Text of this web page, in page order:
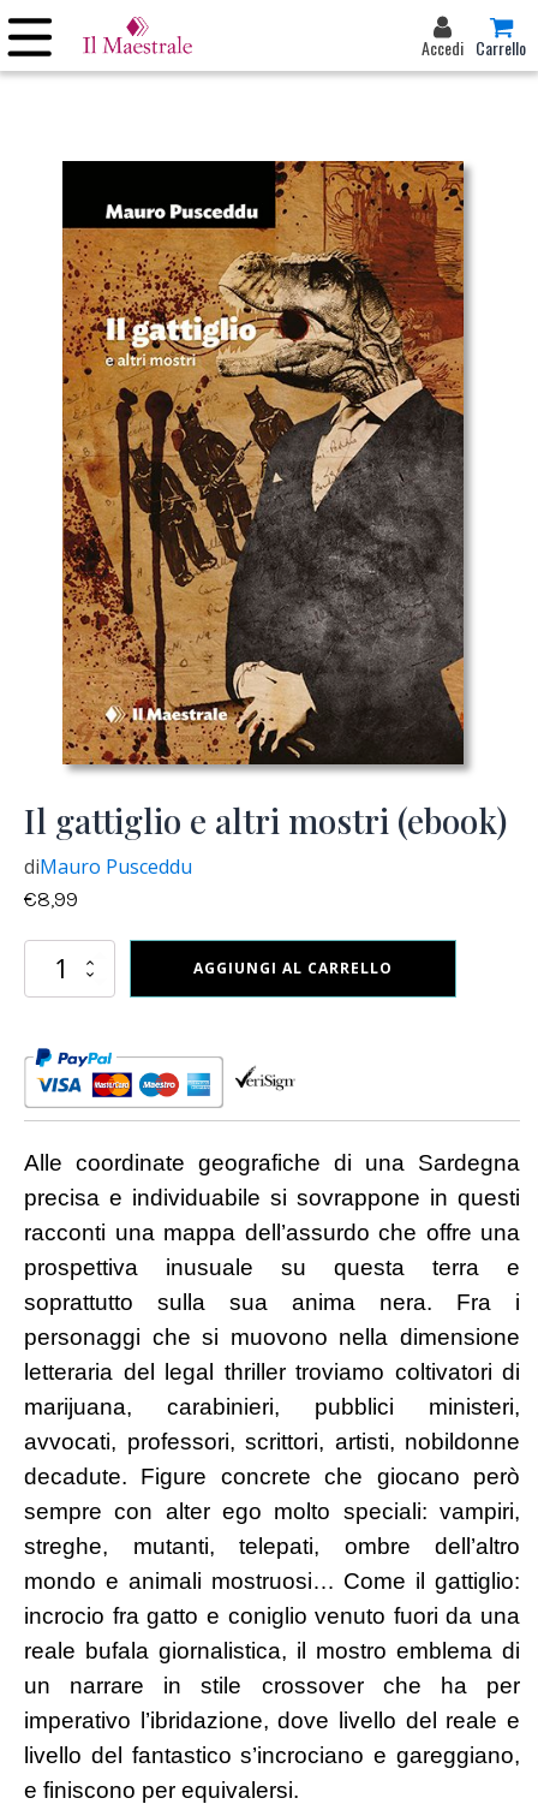
Accedi Carrello
Il gattiglio e altri mostri (ebook)
diMauro Pusceddu
€8,99
gattiglio
mostri
(ebook)
quantità
AGGIUNGI AL CARRELLO
Alle coordinate geografiche di una Sardegna
precisa e individuabile si sovrappone in questi
racconti una mappa dell’assurdo che offre una
prospettiva inusuale su questa terra e
soprattutto sulla sua anima nera. Fra i
personaggi che si muovono nella dimensione
letteraria del legal thriller troviamo coltivatori di
marijuana, carabinieri, pubblici ministeri,
avvocati, professori, scrittori, artisti, nobildonne
decadute. Figure concrete che giocano però
sempre con alter ego molto speciali: vampiri,
streghe, mutanti, telepati, ombre dell’altro
mondo e animali mostruosi… Come il gattiglio:
incrocio fra gatto e coniglio venuto fuori da una
reale bufala giornalistica, il mostro emblema di
un narrare in stile crossover che ha per
imperativo l’ibridazione,dove livello del reale e
livello del fantastico s’incrociano e gareggiano,
e finiscono per equivalersi.